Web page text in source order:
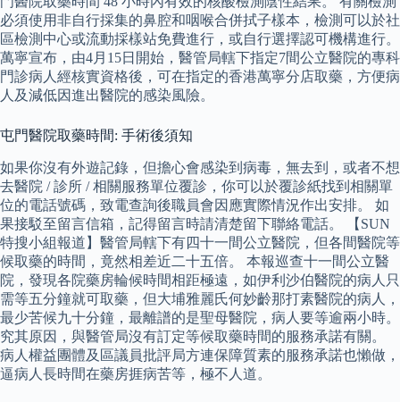
必須使用非自行採集的鼻腔和咽喉合併拭子樣本，檢測可以於社
區檢測中心或流動採樣站免費進行，或自行選擇認可機構進行。
萬寧宣布，由4月15日開始，醫管局轄下指定7間公立醫院的專科
門診病人經核實資格後，可在指定的香港萬寧分店取藥，方便病
人及減低因進出醫院的感染風險。
屯門醫院取藥時間: 手術後須知
如果你沒有外遊記錄，但擔心會感染到病毒，無去到，或者不想
去醫院 / 診所 / 相關服務單位覆診，你可以於覆診紙找到相關單
位的電話號碼，致電查詢後職員會因應實際情況作出安排。 如
果接駁至留言信箱，記得留言時請清楚留下聯絡電話。 【SUN
特搜小組報道】醫管局轄下有四十一間公立醫院，但各間醫院等
候取藥的時間，竟然相差近二十五倍。 本報巡查十一間公立醫
院，發現各院藥房輪候時間相距極遠，如伊利沙伯醫院的病人只
需等五分鐘就可取藥，但大埔雅麗氏何妙齡那打素醫院的病人，
最少苦候九十分鐘，最離譜的是聖母醫院，病人要等逾兩小時。
究其原因，與醫管局沒有訂定等候取藥時間的服務承諾有關。
病人權益團體及區議員批評局方連保障質素的服務承諾也懶做，
逼病人長時間在藥房捱病苦等，極不人道。